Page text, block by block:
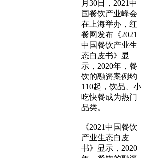
月30日，2021中
国餐饮产业峰会
在上海举办，红
餐网发布《2021
中国餐饮产业生
态白皮书》显
示，2020年，餐
饮的融资案例约
110起，饮品、小
吃快餐成为热门
品类。
《2021中国餐饮
产业生态白皮
书》显示，2020